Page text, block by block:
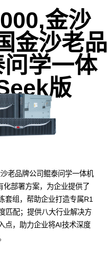
金沙
金沙老品
学一体
版
老品牌公司鲲泰问学一体机
化部署方案，为企业提供了
套组，帮助企业打造专属R1
匹配；提供八大行业解决方
点，助力企业将AI技术深度